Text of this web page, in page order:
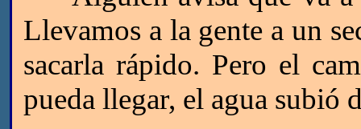
Llevamos a la gente a un
sacarla rápido. Pero el
pueda llegar, el agua subió